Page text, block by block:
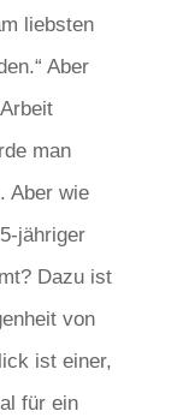
liebsten
Aber
man
Aber wie
jähriger
Dazu ist
von
ist einer,
für ein